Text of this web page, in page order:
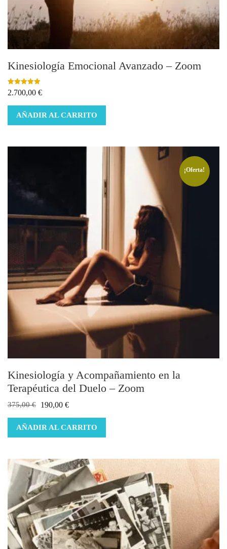
Kinesiología Emocional Avanzado – Zoom
Valorado con
5.00
2.700,00 €
AÑADIR AL CARRITO
¡Oferta!
Kinesiología y Acompañamiento en la
Terapéutica del Duelo – Zoom
375,00€
El
precio
original
190,00 €El
precio
actual
AÑADIR AL CARRITO